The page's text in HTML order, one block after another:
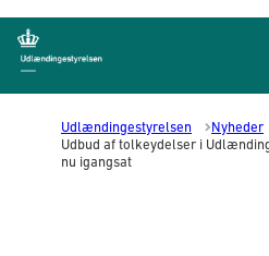
Gå til forsiden
Udlændingestyrelsen
Nyheder
Udbud af tolkeydelser i
nu igangsat